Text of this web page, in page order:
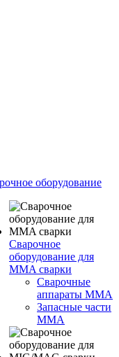
оборудование
Сварочное
оборудование для
MMA сварки
Сварочные
аппараты MMA
Запасные части
MMA